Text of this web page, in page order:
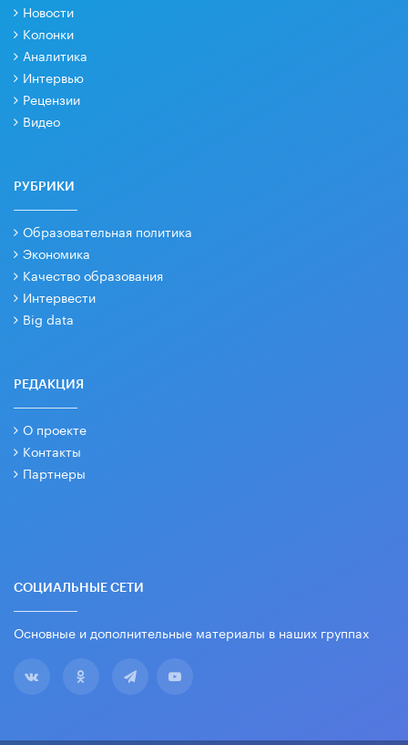
Новости
Колонки
Аналитика
Интервью
Рецензии
Видео
РУБРИКИ
Образовательная политика
Экономика
Качество образования
Интервести
Big data
РЕДАКЦИЯ
О проекте
Контакты
Партнеры
СОЦИАЛЬНЫЕ СЕТИ
Основные и дополнительные материалы в наших группах